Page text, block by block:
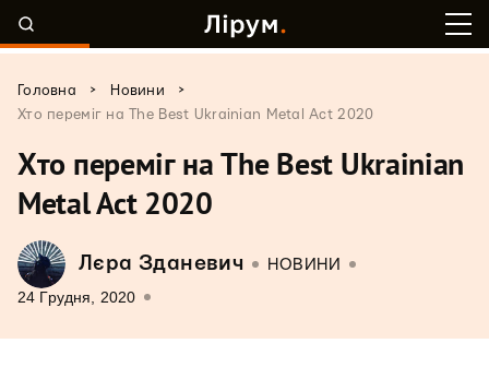
Головна > Новини
>
Хто переміг на The Best Ukrainian Metal Act 2020
Хто переміг на The Best Ukrainian
Metal Act 2020
Лєра Зданевич НОВИНИ
24 Грудня, 2020